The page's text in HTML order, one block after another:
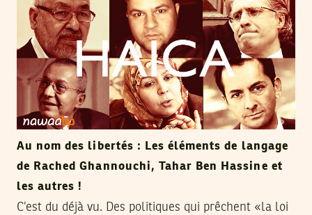
Au nom des libertés : Les éléments de langage
de Rached Ghannouchi, Tahar Ben Hassine et
les autres !
C’est du déjà vu. Des politiques qui prêchent «la loi